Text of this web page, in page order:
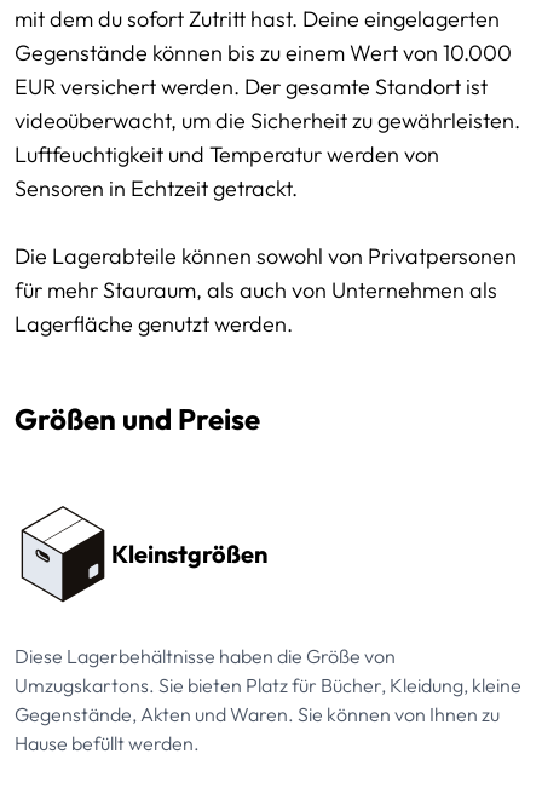
mit dem du sofort Zutritt hast. Deine eingelagerten
Gegenstände können bis zu einem Wert von 10.000
EUR versichert werden. Der gesamte Standort ist
videoüberwacht, um die Sicherheit zu gewährleisten.
Luftfeuchtigkeit und Temperatur werden von
Sensoren in Echtzeit getrackt.
Die Lagerabteile können sowohl von Privatpersonen
für mehr Stauraum, als auch von Unternehmen als
Lagerfläche genutzt werden.
Größen und Preise
Kleinstgrößen
Diese Lagerbehältnisse haben die Größe von
Umzugskartons. Sie bieten Platz für Bücher, Kleidung, kleine
Gegenstände, Akten und Waren. Sie können von Ihnen zu
Hause befüllt werden.